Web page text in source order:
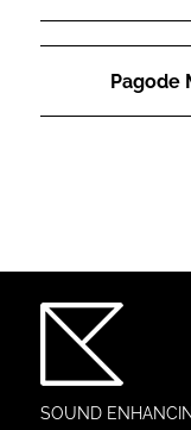
Pagode
SOUND